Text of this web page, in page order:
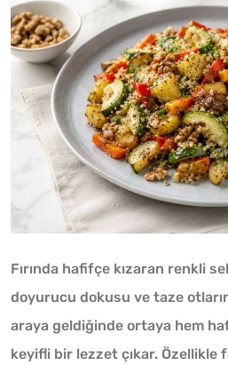
Fırında hafifçe kızaran renkli
doyurucu dokusu ve taze
araya geldiğinde ortaya hem
keyifli bir lezzet çıkar. Özellikle